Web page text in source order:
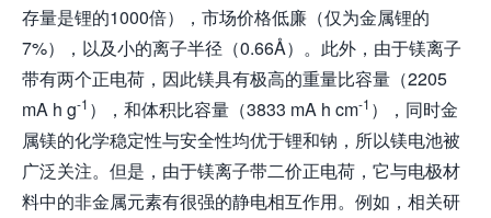
存量是锂的1000倍），市场价格低廉（仅为金属锂的
7%），以及小的离子半径（0.66Å）。此外，由于镁离子
带有两个正电荷，因此镁具有极高的重量比容量（2205
mA h g-1 ），和体积比容量（3833 mA h cm-1 ），同时金
属镁的化学稳定性与安全性均优于锂和钠，所以镁电池被
广泛关注。但是，由于镁离子带二价正电荷，它与电极材
料中的非金属元素有很强的静电相互作用。例如，相关研